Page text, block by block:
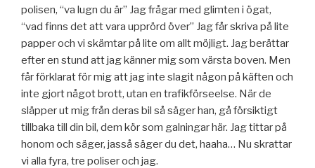
polisen, “va lugn du är” Jag frågar med glimten i ögat,
“vad finns det att vara upprörd över” Jag får skriva på lite
papper och vi skämtar på lite om allt möjligt. Jag berättar
efter en stund att jag känner mig som värsta boven. Men
får förklarat för mig att jag inte slagit någon på käften och
inte gjort något brott, utan en trafikförseelse. När de
släpper ut mig från deras bil så säger han, gå försiktigt
tillbaka till din bil, dem kör som galningar här. Jag tittar på
honom och säger, jasså säger du det, haaha… Nu skrattar
vi alla fyra, tre poliser och jag.